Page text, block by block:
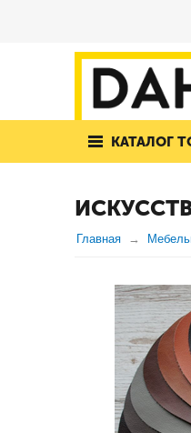
КАТАЛОГ
Главная